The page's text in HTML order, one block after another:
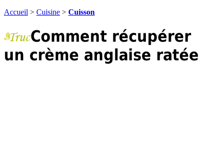
Accueil > Cuisine > Cuisson
Comment récupérer
un crème anglaise ratée